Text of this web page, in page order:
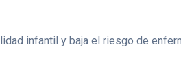
infantil y baja el riesgo de